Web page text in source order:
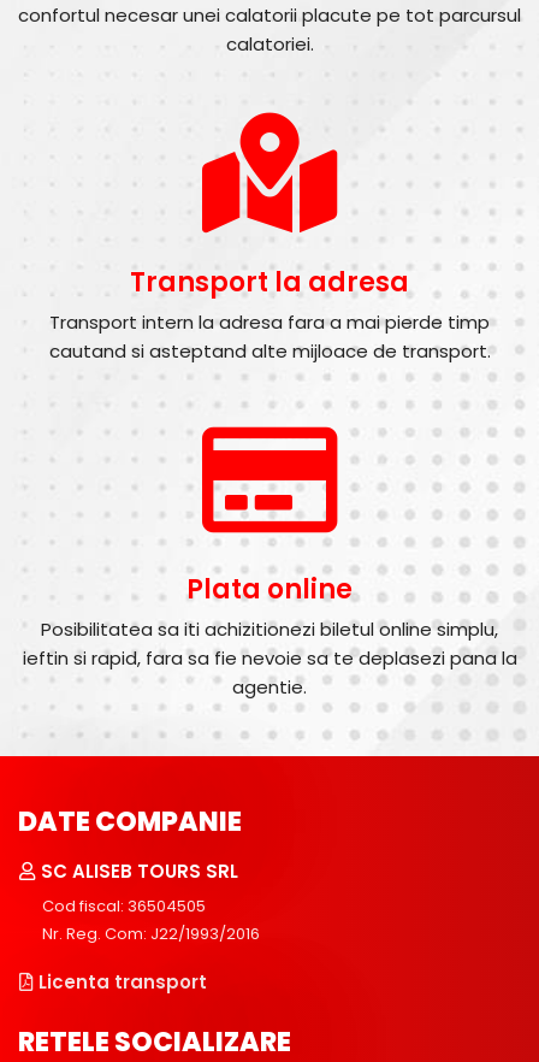
confortul necesar unei calatorii placute pe tot parcursul
calatoriei.
Transport la adresa
Transport intern la adresa fara a mai pierde timp
cautand si asteptand alte mijloace de transport.
Plata online
Posibilitatea sa iti achizitionezi biletul online simplu,
ieftin si rapid, fara sa fie nevoie sa te deplasezi pana la
agentie.
DATE COMPANIE
SC ALISEB TOURS SRL
Cod fiscal: 36504505
Nr. Reg. Com: J22/1993/2016
Licenta transport
RETELE SOCIALIZARE